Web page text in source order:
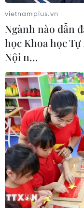
Chính phủ Mỹ
cho các ngân
26/03/2023 04:39
Các ngân hàng Mỹ
kỷ lục từ Fed trong
hàng Silicon Valley
vietnamplus.vn
Ngành nào dẫn
học Khoa học
Nội n…